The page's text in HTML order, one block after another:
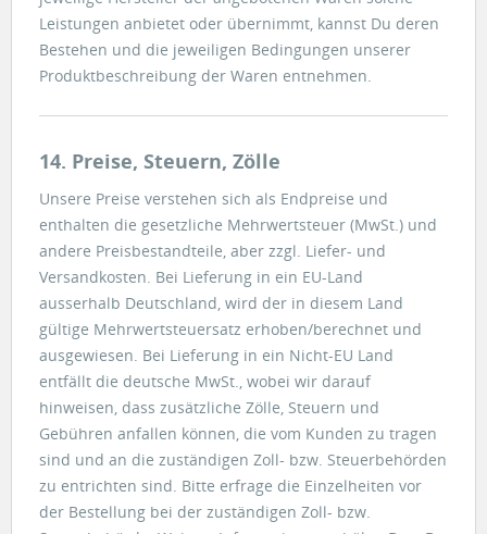
Leistungen anbietet oder übernimmt, kannst Du deren
Bestehen und die jeweiligen Bedingungen unserer
Produktbeschreibung der Waren entnehmen.
14. Preise, Steuern, Zölle
Unsere Preise verstehen sich als Endpreise und
enthalten die gesetzliche Mehrwertsteuer (MwSt.) und
andere Preisbestandteile, aber zzgl. Liefer- und
Versandkosten. Bei Lieferung in ein EU-Land
ausserhalb Deutschland, wird der in diesem Land
gültige Mehrwertsteuersatz erhoben/berechnet und
ausgewiesen. Bei Lieferung in ein Nicht-EU Land
entfällt die deutsche MwSt., wobei wir darauf
hinweisen, dass zusätzliche Zölle, Steuern und
Gebühren anfallen können, die vom Kunden zu tragen
sind und an die zuständigen Zoll- bzw. Steuerbehörden
zu entrichten sind. Bitte erfrage die Einzelheiten vor
der Bestellung bei der zuständigen Zoll- bzw.